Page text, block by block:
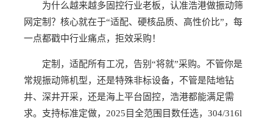
为什么越来越多固控行业老板，认准浩港做振动筛
网定制？核心就在于“适配、硬核品质、高性价比”，每
一点都戳中行业痛点，拒效采购！
定制，适配所有工况，告别“将就”采购。不管你是
常规振动筛机型，还是特殊非标设备，不管是陆地钻
井、深井开采，还是海上平台固控，浩港都能满足需
求。支持标准定做，2025目全范围目数任选，304/316l